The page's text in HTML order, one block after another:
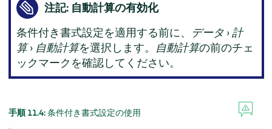
注記: 自動計算の有効化
条件付き書式設定を適用する前に、 データ ›計
算› 自動計算を選択します。 自動計算の前のチェ
ックマークを確認してください。
手順 11.4:条件付き書式設定の使用